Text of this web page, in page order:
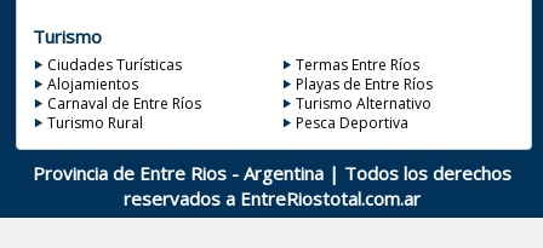
Turismo
Ciudades Turísticas
Termas Entre Ríos
Alojamientos
Playas de Entre Ríos
Carnaval de Entre Ríos
Turismo Alternativo
Turismo Rural
Pesca Deportiva
Provincia de Entre Rios - Argentina | Todos los derechos
reservados a EntreRiostotal.com.ar